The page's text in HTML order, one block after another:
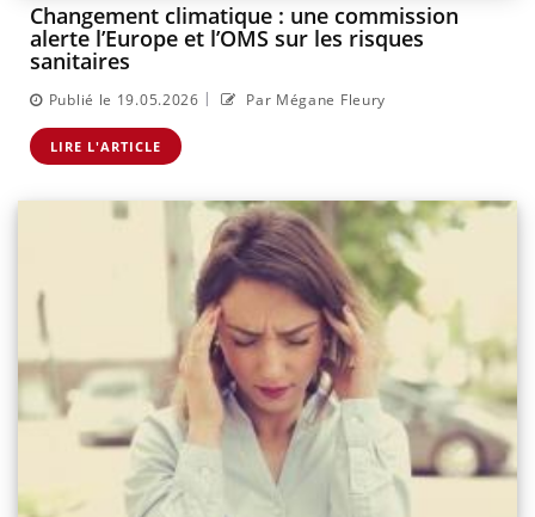
Changement climatique : une commission
alerte l’Europe et l’OMS sur les risques
sanitaires
Publié le 19.05.2026 | Par Mégane Fleury
LIRE L'ARTICLE